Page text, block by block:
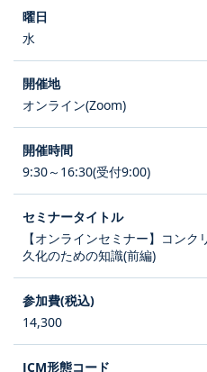
水
オンライン(Zoom)
9:30～16:30(受付9:00)
【オンラインセミナー】コン
久化のための知識(前編)
14,300